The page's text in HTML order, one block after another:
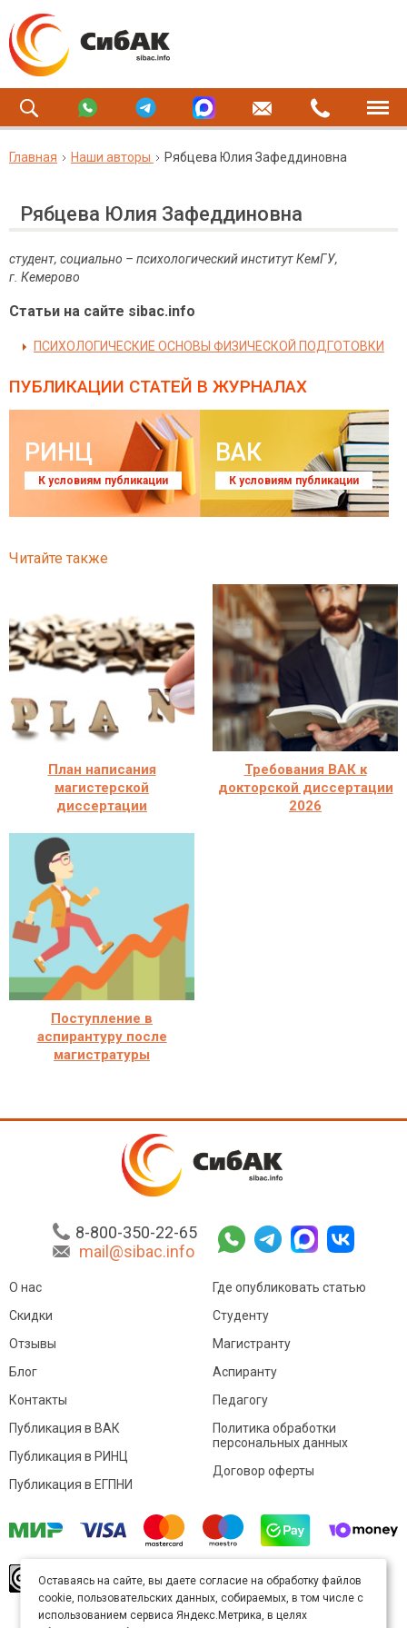
Главная Наши авторы Рябцева Юлия Зафеддиновна
Рябцева Юлия Зафеддиновна
студент, социально – психологический институт КемГУ,
г. Кемерово
Статьи на сайте sibac.info
ПСИХОЛОГИЧЕСКИЕ ОСНОВЫ ФИЗИЧЕСКОЙ ПОДГОТОВКИ
ПУБЛИКАЦИИ СТАТЕЙ В ЖУРНАЛАХ
РИНЦ
К условиям публикации
ВАК
К условиям публикации
Читайте также
План написания
магистерской
диссертации
Требования ВАК к
докторской диссертации
2026
Поступление в
аспирантуру после
магистратуры
8-800-350-22-65
mail@sibac.info
О нас
Скидки
Отзывы
Блог
Контакты
Где опубликовать статью
Студенту
Магистранту
Аспиранту
Педагогу
Публикация в ВАК
Публикация в РИНЦ
Публикация в ЕГПНИ
Политика обработки
персональных данных
Договор оферты
произведение доступно полицензии Creative
Commons «Attribution» («Атрибуция») 4.0
Непортированная.
Оставаясь на сайте, вы даете согласие на обработку файлов
cookie, пользовательских данных, собираемых, в том числе с
использованием сервиса Яндекс.Метрика, в целях